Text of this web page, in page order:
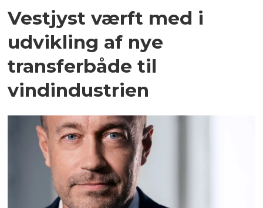
Vestjyst værft med i
udvikling af nye
transferbåde til
vindindustrien